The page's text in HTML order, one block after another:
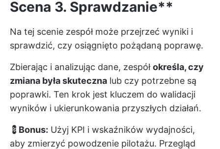
Scena 3. Sprawdzanie**
Na tej scenie zespół może przejrzeć wyniki i
sprawdzić, czy osiągnięto pożądaną poprawę.
Zbierając i analizując dane, zespółokreśla, czy
zmiana była skuteczna lub czy potrzebne są
poprawki. Ten krok jest kluczem do walidacji
wyników i ukierunkowania przyszłych działań.
💈 Bonus: Użyj KPI i wskaźników wydajności,
aby zmierzyć powodzenie pilotażu. Przegląd